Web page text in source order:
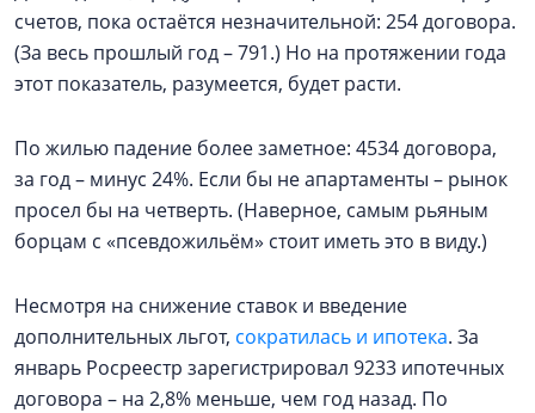
счетов, пока остаётся незначительной: 254 договора.
(За весь прошлый год – 791.) Но на протяжении года
этот показатель, разумеется, будет расти.
По жилью падение более заметное: 4534 договора,
за год – минус 24%. Если бы не апартаменты – рынок
просел бы на четверть. (Наверное, самым рьяным
борцам с «псевдожильём» стоит иметь это в виду.)
Несмотря на снижение ставок и введение
дополнительных льгот, сократилась и ипотека. За
январь Росреестр зарегистрировал 9233 ипотечных
договора – на 2,8% меньше, чем год назад. По